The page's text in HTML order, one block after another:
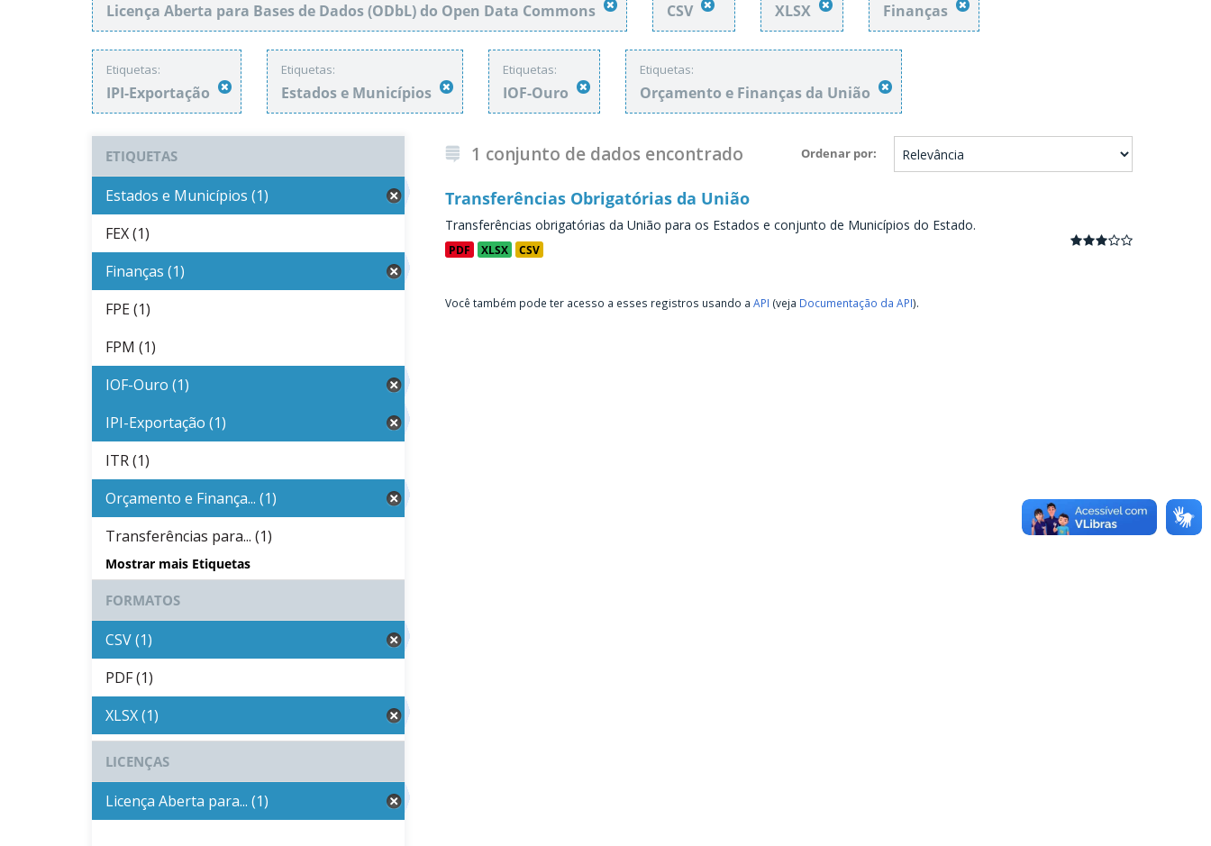
Licença Aberta para Bases de Dados (ODbL) do Open Data Commons CSV XLSX Finanças
Etiquetas:
IPI-Exportação
Etiquetas:
Estados e Municípios
Etiquetas:
IOF-Ouro
Etiquetas:
Orçamento e Finanças da União
Ordenar por
1 conjunto de dados encontrado
Transferências Obrigatórias da União
Transferências obrigatórias da União para os Estados e conjunto de Municípios do Estado.
PDF XLSX CSV
Você também pode ter acesso a esses registros usando a API (veja Documentação da API).
ETIQUETAS
Estados e Municípios (1)
FEX (1)
Finanças (1)
FPE (1)
FPM (1)
IOF-Ouro (1)
IPI-Exportação (1)
ITR (1)
Orçamento e Finança... (1)
Transferências para... (1)
Mostrar mais Etiquetas
FORMATOS
CSV (1)
PDF (1)
XLSX (1)
LICENÇAS
Licença Aberta para... (1)